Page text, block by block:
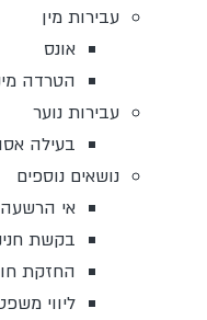
עבירות מין
אונס
הטרדה
עבירות נוער
בעילה
נושאים נוספים
אי הרשעה
בקשת
החזקת
ליווי